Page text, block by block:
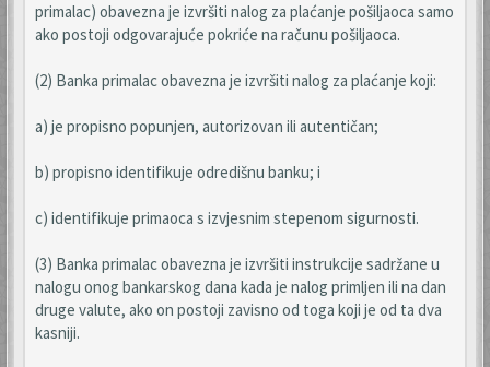
primalac) obavezna je izvršiti nalog za plaćanje pošiljaoca samo
ako postoji odgovarajuće pokriće na računu pošiljaoca.
(2) Banka primalac obavezna je izvršiti nalog za plaćanje koji:
a) je propisno popunjen, autorizovan ili autentičan;
b) propisno identifikuje odredišnu banku; i
c) identifikuje primaoca s izvjesnim stepenom sigurnosti.
(3) Banka primalac obavezna je izvršiti instrukcije sadržane u
nalogu onog bankarskog dana kada je nalog primljen ili na dan
druge valute, ako on postoji zavisno od toga koji je od ta dva
kasniji.